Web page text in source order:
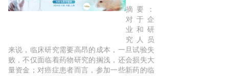
和机
遇-2018
模式动
物领域
最新声
音
摘要：
对于企
业和研
究人员
来说，临床研究需要高昂的成本，一旦试验失
败，不仅面临着药物研究的搁浅，还会损失大
量资金；对癌症患者而言，参加一些新药的临